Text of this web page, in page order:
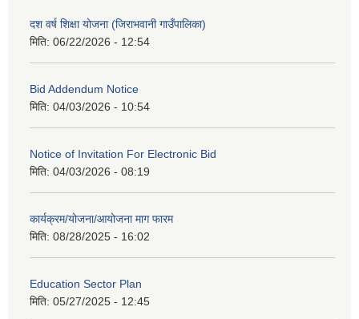
दश वर्ष शिक्षा योजना (जिराभवानी गाउँपालिका)
मिति: 06/22/2026 - 12:54
Bid Addendum Notice
मिति: 04/03/2026 - 10:54
Notice of Invitation For Electronic Bid
मिति: 04/03/2026 - 08:19
कार्यक्रम/योजना/आयोजना माग फारम
मिति: 08/28/2025 - 16:02
Education Sector Plan
मिति: 05/27/2025 - 12:45